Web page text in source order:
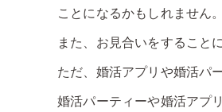
ことになるかもしれません。
また、お見合いをすること
ただ、婚活アプリや婚活パ
婚活パーティーや婚活アプ